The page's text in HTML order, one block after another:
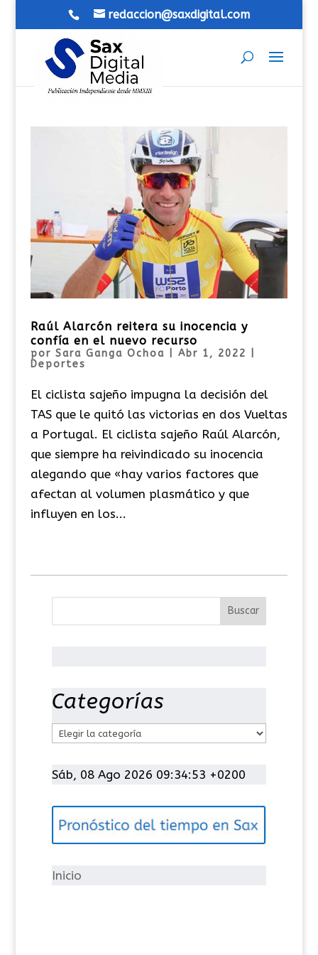
redaccion@saxdigital.com
Raúl Alarcón reitera su inocencia y
confía en el nuevo recurso
por Sara Ganga Ochoa Abr 1, 2022
Deportes
El ciclista sajeño impugna la decisión del
TAS que le quitó las victorias en dos Vueltas
a Portugal. El ciclista sajeño Raúl Alarcón,
que siempre ha reivindicado su inocencia
alegando que «hay varios factores que
afectan al volumen plasmático y que
influyen en los...
Categorías
t
g
í
Sáb, 08 Ago 2026 09:34:53 +0200
Inicio